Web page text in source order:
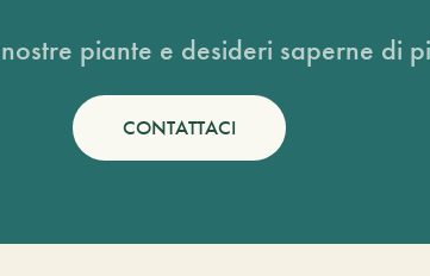
piante e desideri saperne di
CONTATTACI